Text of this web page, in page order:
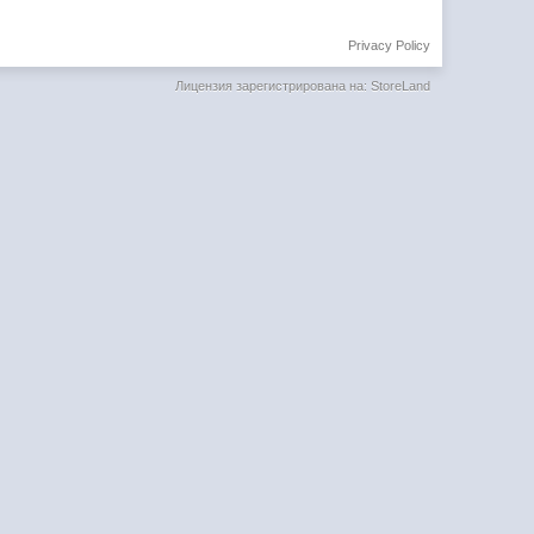
Privacy Policy
Лицензия зарегистрирована на: StoreLand